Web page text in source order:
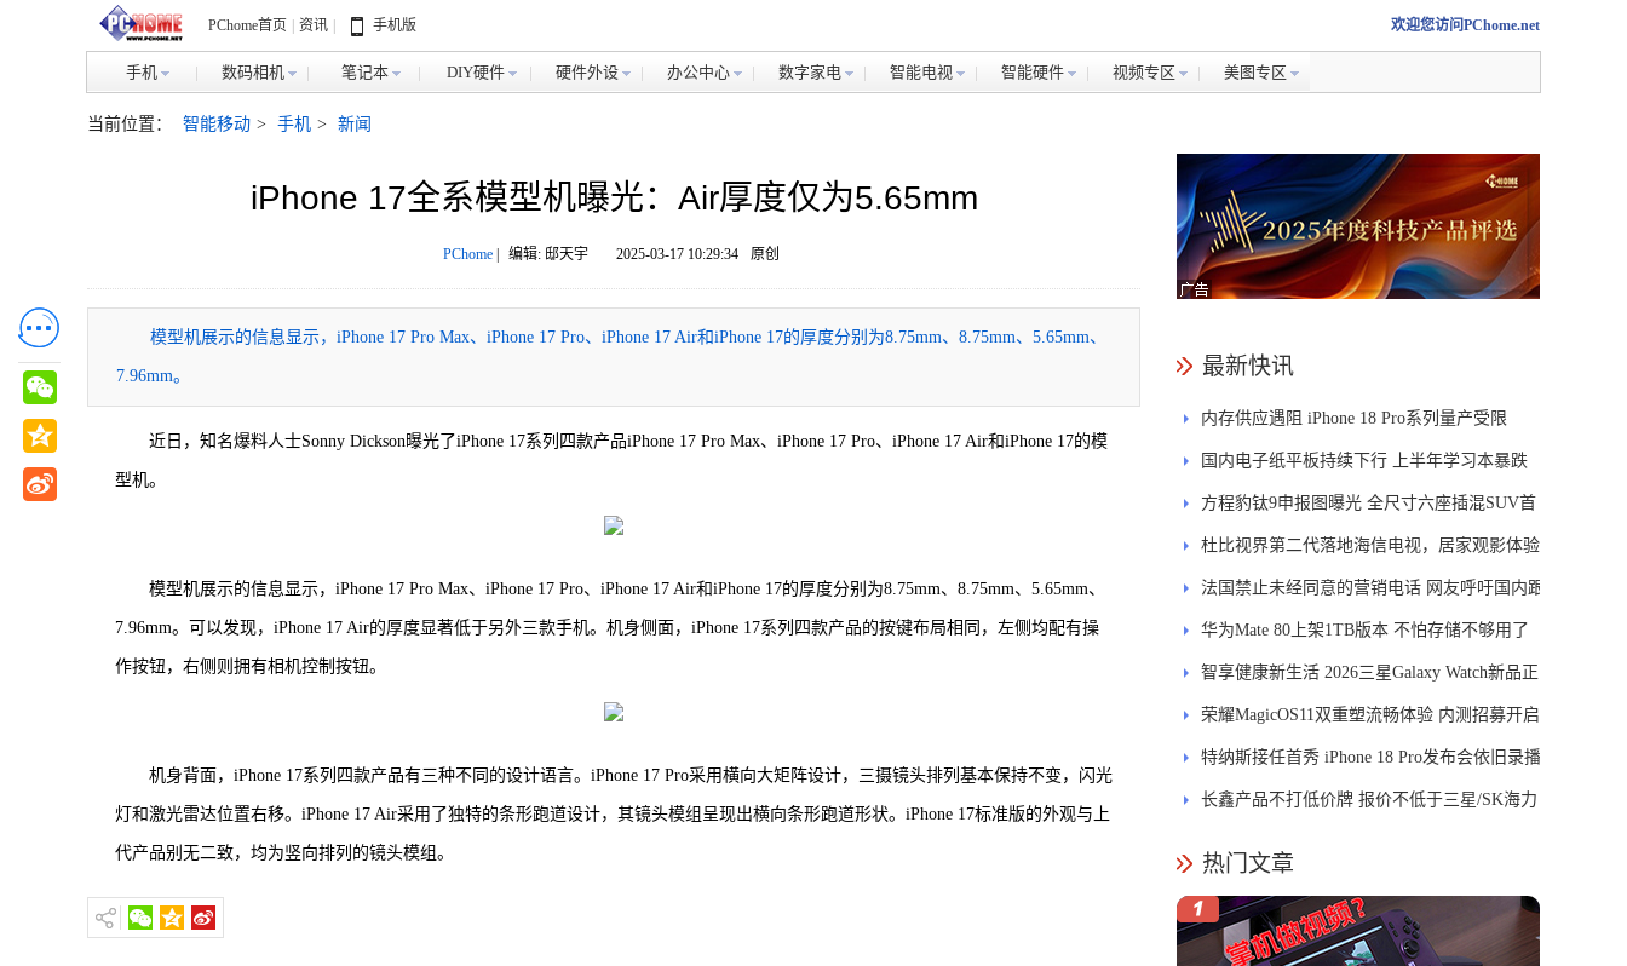
PChome首页 资讯 手机版 欢迎您访问PChome.net
手机 数码相机 笔记本 DIY硬件 硬件外设 办公中心 数字家电 智能电视 智能硬件 视频专区 美图专区
当前位置： 智能移动 > 手机 > 新闻
iPhone 17全系模型机曝光：Air厚度仅为5.65mm
PChome| 编辑: 邸天宇 2025-03-17 10:29:34 原创
模型机展示的信息显示，iPhone 17 Pro Max、iPhone 17 Pro、iPhone 17 Air和iPhone 17的厚度分别为8.75mm、8.75mm、5.65mm、
7.96mm。
近日，知名爆料人士Sonny Dickson曝光了iPhone 17系列四款产品iPhone 17 Pro Max、iPhone 17 Pro、iPhone 17 Air和iPhone 17的模
型机。
模型机展示的信息显示，iPhone 17 Pro Max、iPhone 17 Pro、iPhone 17 Air和iPhone 17的厚度分别为8.75mm、8.75mm、5.65mm、
7.96mm。可以发现，iPhone 17 Air的厚度显著低于另外三款手机。机身侧面，iPhone 17系列四款产品的按键布局相同，左侧均配有操
作按钮，右侧则拥有相机控制按钮。
机身背面，iPhone 17系列四款产品有三种不同的设计语言。iPhone 17 Pro采用横向大矩阵设计，三摄镜头排列基本保持不变，闪光
灯和激光雷达位置右移。iPhone 17 Air采用了独特的条形跑道设计，其镜头模组呈现出横向条形跑道形状。iPhone 17标准版的外观与上
代产品别无二致，均为竖向排列的镜头模组。
最新快讯
内存供应遇阻 iPhone 18 Pro系列量产受限
国内电子纸平板持续下行 上半年学习本暴跌
84.6%
方程豹钛9申报图曝光 全尺寸六座插混SUV首
发DMS
杜比视界第二代落地海信电视，居家观影体验
能迎来哪些升级？
法国禁止未经同意的营销电话 网友呼吁国内跟
进
华为Mate 80上架1TB版本 不怕存储不够用了
智享健康新生活 2026三星Galaxy Watch新品正
式开售
荣耀MagicOS11双重塑流畅体验 内测招募开启
特纳斯接任首秀 iPhone 18 Pro发布会依旧录播
长鑫产品不打低价牌 报价不低于三星/SK海力
热门文章